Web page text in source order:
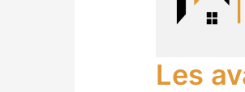
Les